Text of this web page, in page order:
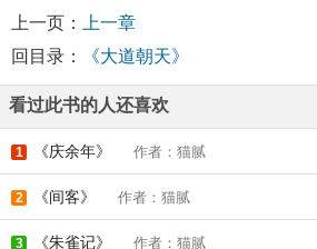
上一页：
上一章
回目录：
《大道朝天》
看过此书的人还喜欢
1 《庆余年》 作者：猫腻
2 《间客》 作者：猫腻
3 《朱雀记》 作者：猫腻